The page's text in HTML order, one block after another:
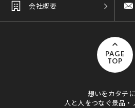
会社概要
PAGE
TOP
想いをカタチに
人と人をつなぐ景品・